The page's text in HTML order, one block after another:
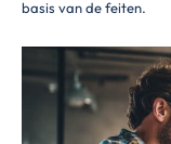
basis van de feiten.